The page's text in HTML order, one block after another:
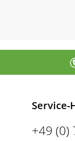
Service-
+49 (0)